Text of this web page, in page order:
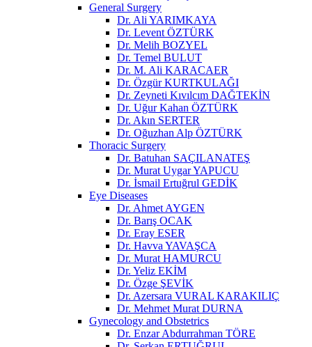
General Surgery
Dr. Ali YARIMKAYA
Dr. Levent ÖZTÜRK
Dr. Melih BOZYEL
Dr. Temel BULUT
Dr. M. Ali KARACAER
Dr. Özgür KURTKULAĞI
Dr. Zeyneti Kıvılcım DAĞTEKİN
Dr. Uğur Kahan ÖZTÜRK
Dr. Akın SERTER
Dr. Oğuzhan Alp ÖZTÜRK
Thoracic Surgery
Dr. Batuhan SAÇILANATEŞ
Dr. Murat Uygar YAPUCU
Dr. İsmail Ertuğrul GEDİK
Eye Diseases
Dr. Ahmet AYGEN
Dr. Barış OCAK
Dr. Eray ESER
Dr. Havva YAVAŞCA
Dr. Murat HAMURCU
Dr. Yeliz EKİM
Dr. Özge ŞEVİK
Dr. Azersara VURAL KARAKILIÇ
Dr. Mehmet Murat DURNA
Gynecology and Obstetrics
Dr. Enzar Abdurrahman TÖRE